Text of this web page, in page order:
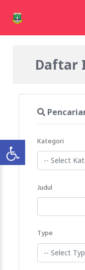
Daftar
Kategori
-- Select
Judul
Type
-- Select